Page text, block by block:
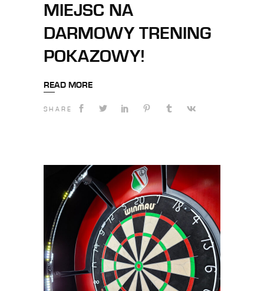
MIEJSC NA
DARMOWY TRENING
POKAZOWY!
READ MORE
SHARE